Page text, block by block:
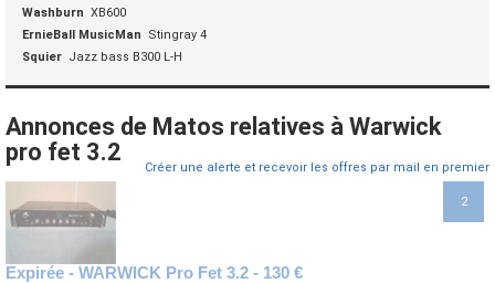
Washburn XB600
ErnieBall MusicMan
Stingray 4
Squier Jazz bass B300 L-H
Annonces de Matos relatives à Warwick
pro fet 3.2
Créer une alerte et recevoir les offres par mail en premier
2
Expirée - WARWICK Pro Fet 3.2 - 130 €